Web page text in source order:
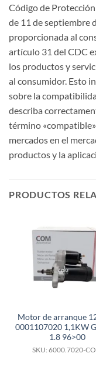
Código de
de 11 de septiembre
proporcionada al
artículo 31 del CDC
los productos y
al consumidor. Esto
sobre la
describa
término
mercados en el
productos y la
PRODUCTOS
Motor de arranque
0001107020 1,1KW
1.8 96>00
SKU: 6000.7020-